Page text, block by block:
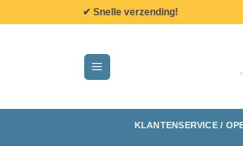
✔ Snelle verzending!
KLANTENSERVICE /